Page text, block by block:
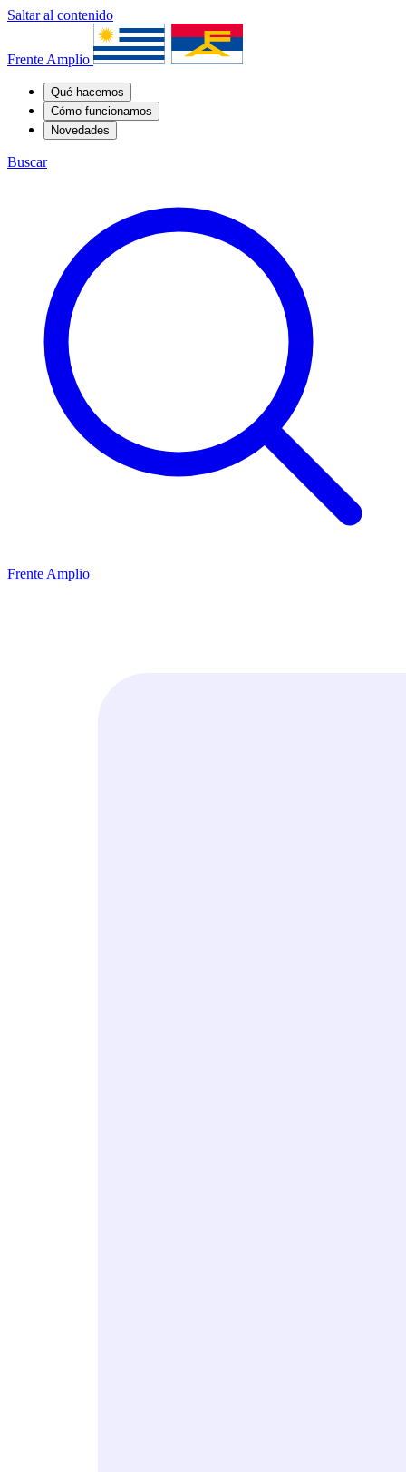
Saltar al contenido
Frente Amplio
Qué hacemos
Cómo funcionamos
Novedades
Buscar
Frente Amplio